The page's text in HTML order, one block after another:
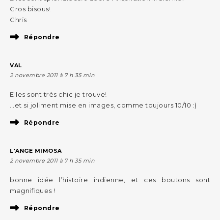
Gros bisous!
Chris
Répondre
VAL
2 novembre 2011 à 7 h 35 min
Elles sont très chic je trouve!
…et si joliment mise en images, comme toujours 10/10 :)
Répondre
L'ANGE MIMOSA
2 novembre 2011 à 7 h 35 min
bonne idée l’histoire indienne, et ces boutons sont
magnifiques !
Répondre